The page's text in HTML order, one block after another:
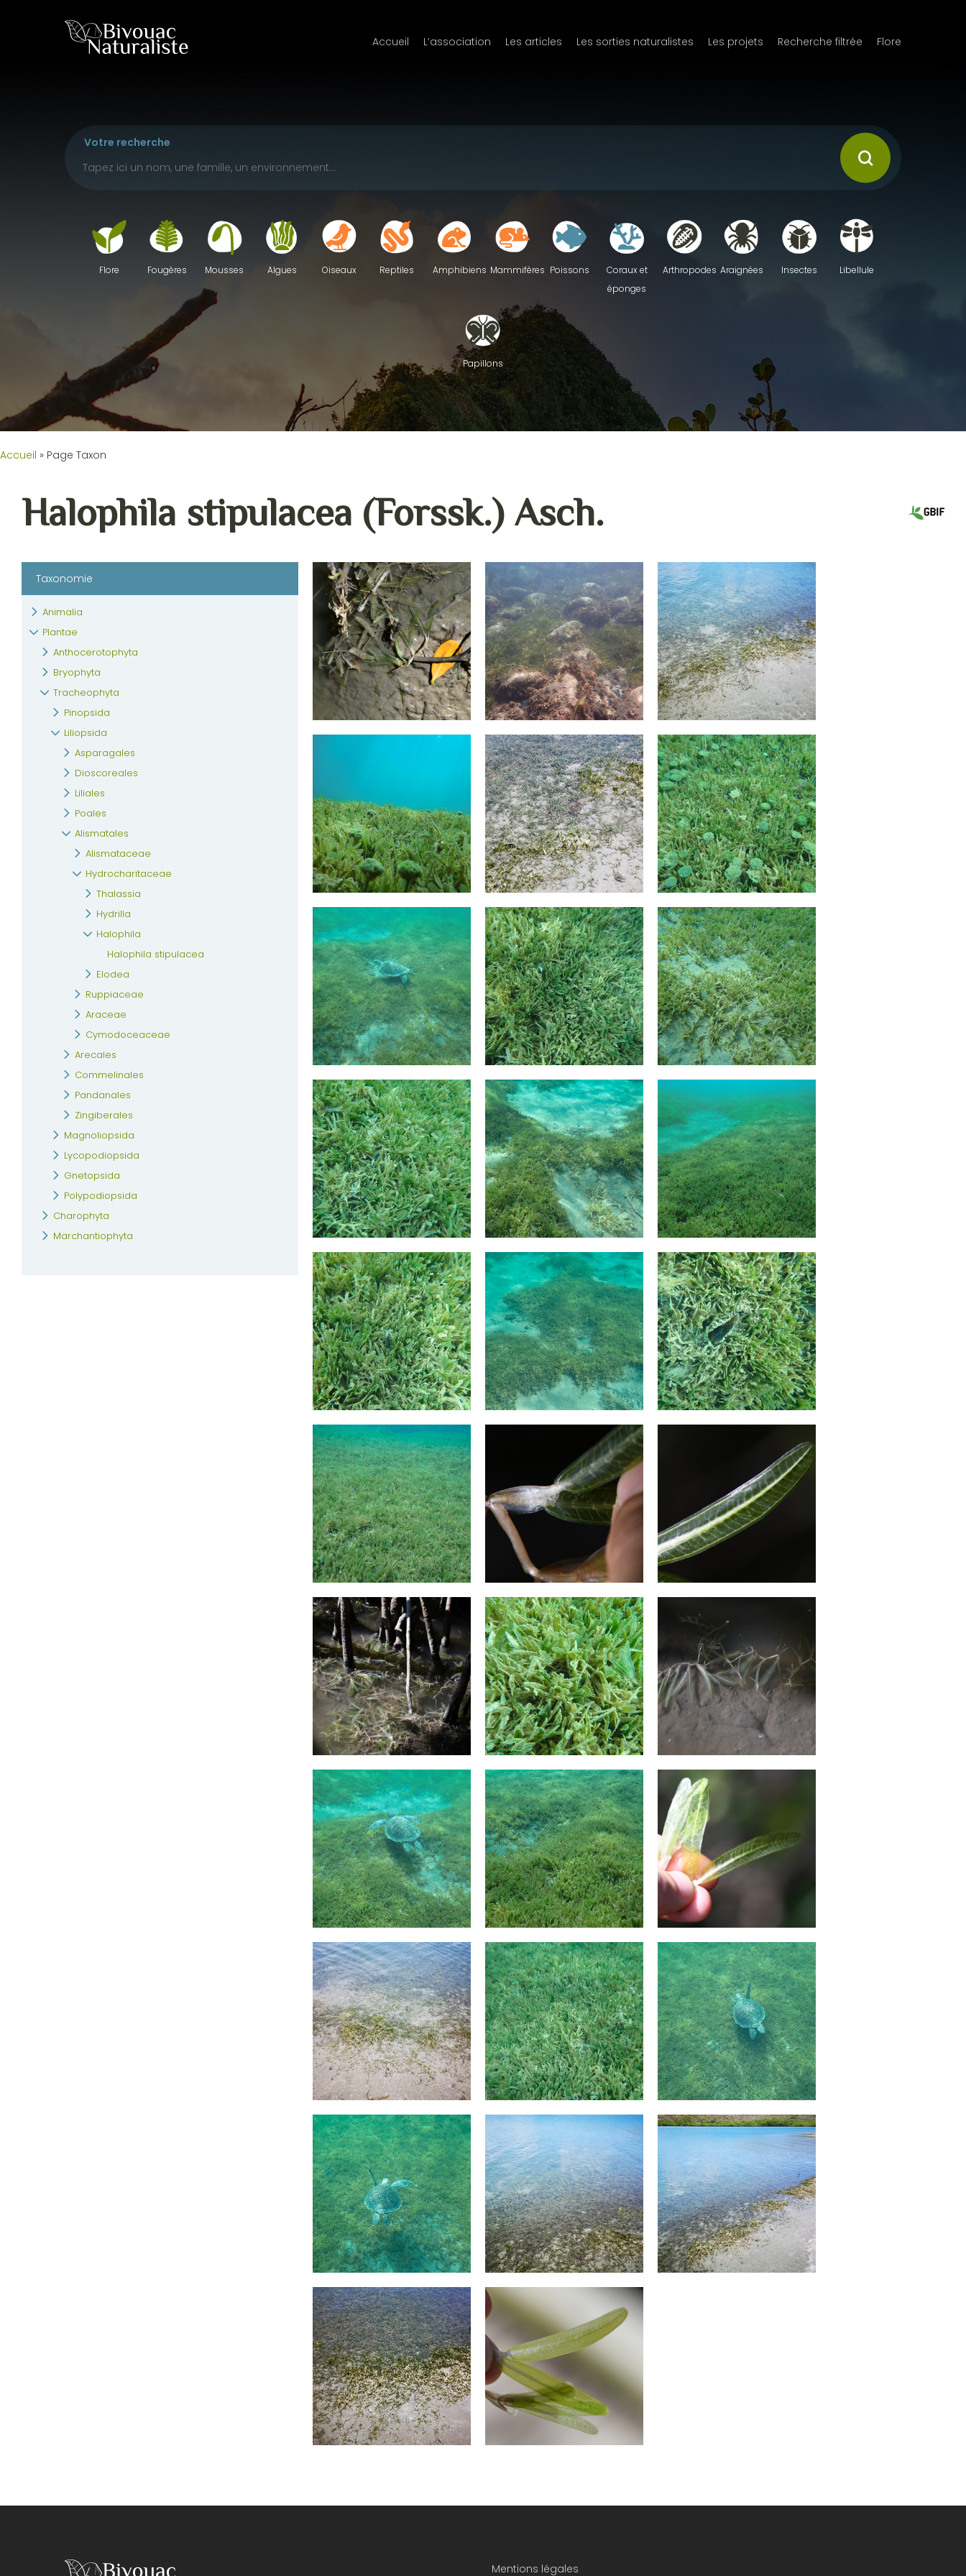
Accueil L’association Les articles Les sorties naturalistes Les projets Recherche filtrée Flore
Votre recherche
Flore Fougères Mousses Algues Oiseaux Reptiles Amphibiens Mammifères Poissons
Coraux et
éponges
Arthropodes Araignées Insectes Libellule
Papillons
Accueil » Page Taxon
Halophila stipulacea (Forssk.) Asch.
Taxonomie
Animalia
Plantae
Anthocerotophyta
Bryophyta
Tracheophyta
Pinopsida
Liliopsida
Asparagales
Dioscoreales
Liliales
Poales
Alismatales
Alismataceae
Hydrocharitaceae
Thalassia
Hydrilla
Halophila
Halophila stipulacea
Elodea
Ruppiaceae
Araceae
Cymodoceaceae
Arecales
Commelinales
Pandanales
Zingiberales
Magnoliopsida
Lycopodiopsida
Gnetopsida
Polypodiopsida
Charophyta
Marchantiophyta
Mentions légales